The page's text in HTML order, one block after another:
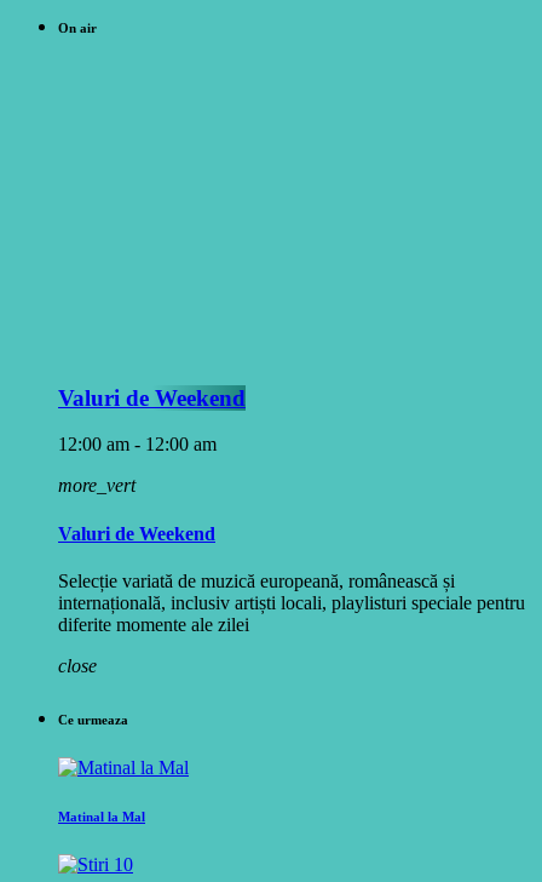
On air
Valuri de Weekend
12:00 am - 12:00 am
more_vert
Valuri de Weekend
Selecție variată de muzică europeană, românească și
internațională, inclusiv artiști locali, playlisturi speciale pentru
diferite momente ale zilei
close
Ce urmeaza
Matinal la Mal